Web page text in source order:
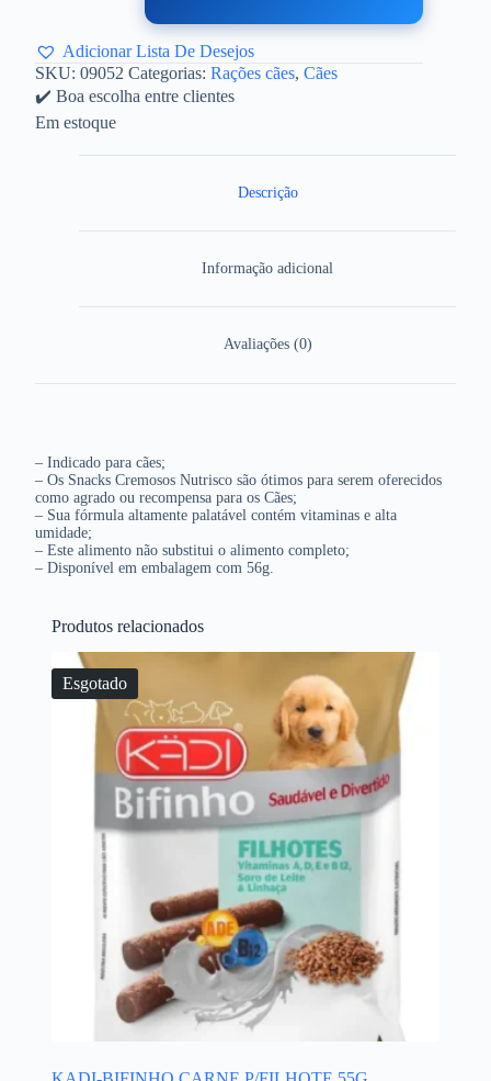
Adicionar Lista De Desejos
SKU: 09052 Categorias: Rações cães, Cães
✔️ Boa escolha entre clientes
Em estoque
Descrição
Informação adicional
Avaliações (0)
– Indicado para cães;
– Os Snacks Cremosos Nutrisco são ótimos para serem oferecidos
como agrado ou recompensa para os Cães;
– Sua fórmula altamente palatável contém vitaminas e alta
umidade;
– Este alimento não substitui o alimento completo;
– Disponível em embalagem com 56g.
Produtos relacionados
Esgotado